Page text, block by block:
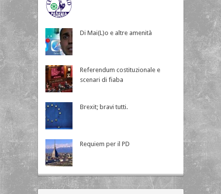
Di Mai(L)o e altre amenità
Referendum costituzionale e
scenari di fiaba
Brexit; bravi tutti.
Requiem per il PD